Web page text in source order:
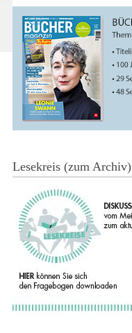
Lesekreis (zum Archiv)